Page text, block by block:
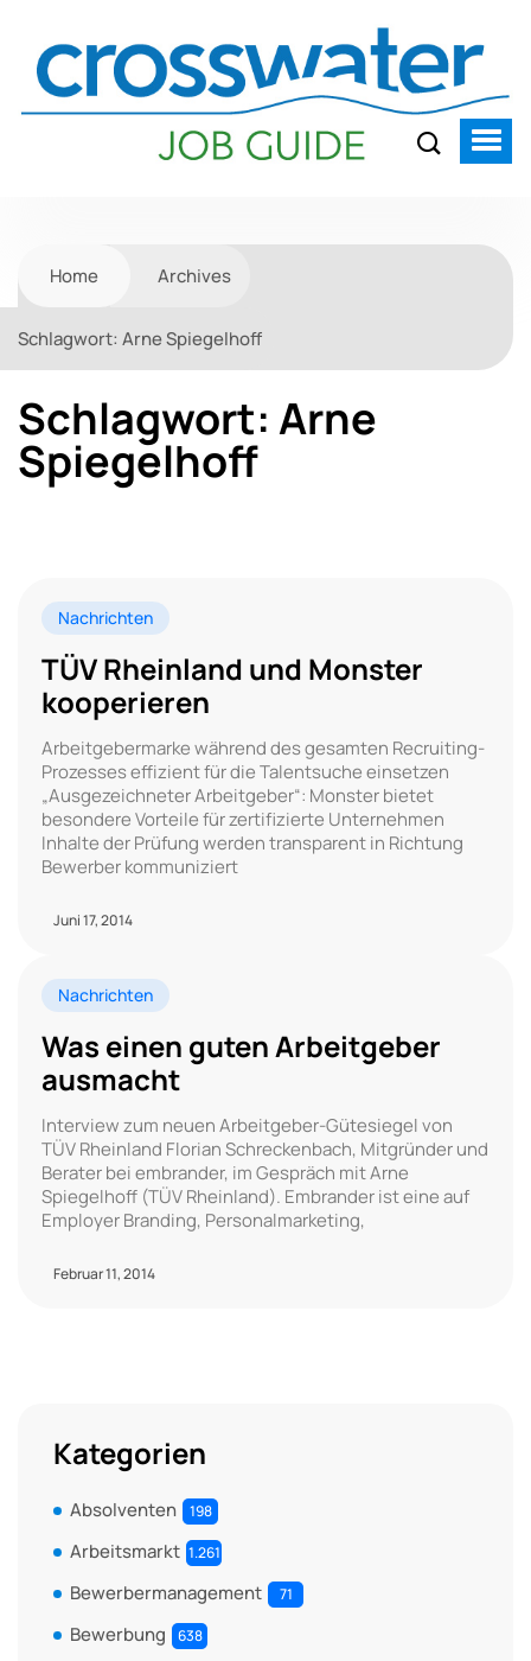
Home Archives
Schlagwort: Arne Spiegelhoff
Schlagwort: Arne
Spiegelhoff
Nachrichten
TÜV Rheinland und Monster
kooperieren
Arbeitgebermarke während des gesamten Recruiting-
Prozesses effizient für die Talentsuche einsetzen
„Ausgezeichneter Arbeitgeber“: Monster bietet
besondere Vorteile für zertifizierte Unternehmen
Inhalte der Prüfung werden transparent in Richtung
Bewerber kommuniziert
Juni 17, 2014
Nachrichten
Was einen guten Arbeitgeber
ausmacht
Interview zum neuen Arbeitgeber-Gütesiegel von
TÜV Rheinland Florian Schreckenbach, Mitgründer und
Berater bei embrander, im Gespräch mit Arne
Spiegelhoff (TÜV Rheinland). Embrander ist eine auf
Employer Branding, Personalmarketing,
Februar 11, 2014
Kategorien
Absolventen 198
Arbeitsmarkt 1.261
Bewerbermanagement 71
Bewerbung 638